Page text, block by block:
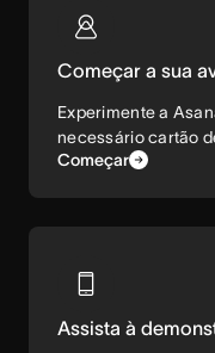
Começar a sua
Experimente a
necessário cartão
Começar
Assista à